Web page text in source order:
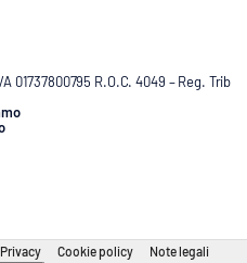
01737800795 R.O.C. 4049 – Reg. Trib
Privacy Cookie policy Note legali